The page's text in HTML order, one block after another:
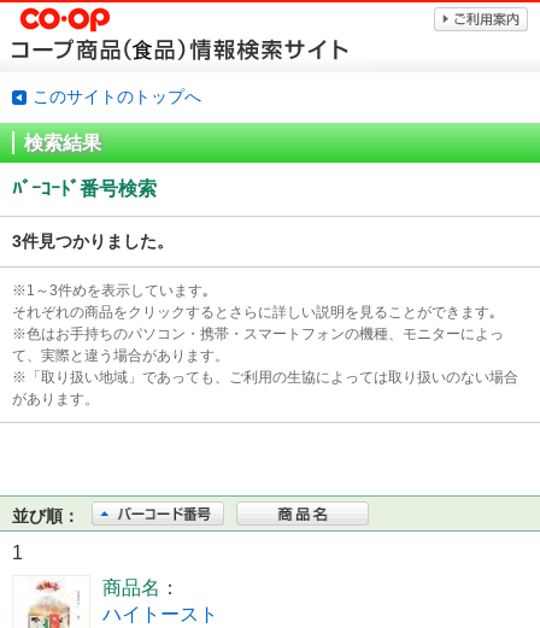
このサイトのトップへ
検索結果
ﾊﾞｰｺｰﾄﾞ番号検索
3件見つかりました。
※1～3件めを表示しています｡
それぞれの商品をクリックするとさらに詳しい説明を見ることができます｡
※色はお手持ちのパソコン・携帯・スマートフォンの機種、モニターによっ
て、実際と違う場合があります。
※「取り扱い地域」であっても、ご利用の生協によっては取り扱いのない場合
があります。
並び順：
1
商品名
ハイトースト